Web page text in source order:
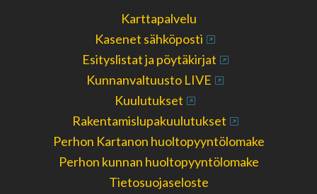
Karttapalvelu
Kasenet sähköposti
Esityslistat ja pöytäkirjat
Kunnanvaltuusto LIVE
Kuulutukset
Rakentamislupakuulutukset
Perhon Kartanon huoltopyyntölomake
Perhon kunnan huoltopyyntölomake
Tietosuojaseloste